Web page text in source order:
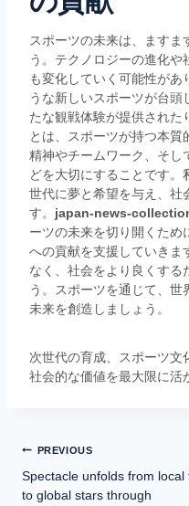
スポーツの未来は、ますま
う。テクノロジーの進化
も変化していく可能性があ
うな新しいスポーツが台
たな観戦体験が提供された
とは、スポーツが持つ本
精神やチームワーク、そし
どを大切にすることです
世代に夢と希望を与え、社
す。 japan-news-
ーツの未来を切り開くため
への貢献を支援していきま
なく、社会をより良くする
う。スポーツを通じて、世
未来を創造しましょう。
次世代の育成、スポーツ文
社会的な価値を最大限に活
PREVIOUS
Spectacle unfolds from local
to global stars through